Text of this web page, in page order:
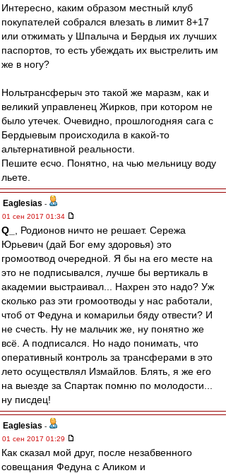
Интересно, каким образом местный клуб
покупателей собрался влезать в лимит 8+17
или отжимать у Шпалыча и Бердыя их лучших
паспортов, то есть убеждать их выстрелить им
же в ногу?
Нольтрансферыч это такой же маразм, как и
великий управленец Жирков, при котором не
было утечек. Очевидно, прошлогодняя сага с
Бердыевым происходила в какой-то
альтернативной реальности.
Пешите есчо. Понятно, на чью мельницу воду
льете.
Eaglesias -
01 сен 2017 01:34
Q_
, Родионов ничто не решает. Сережа
Юрьевич (дай Бог ему здоровья) это
громоотвод очередной. Я бы на его месте на
это не подписывался, лучше бы вертикаль в
академии выстраивал... Нахрен это надо? Уж
сколько раз эти громоотводы у нас работали,
чтоб от Федуна и комарильи бяду отвести? И
не счесть. Ну не мальчик же, ну понятно же
всё. А подписался. Но надо понимать, что
оперативный контроль за трансферами в это
лето осуществлял Измайлов. Блять, я же его
на выезде за Спартак помню по молодости...
ну писдец!
Eaglesias -
01 сен 2017 01:29
Как сказал мой друг, после незабвенного
совещания Федуна с Аликом и